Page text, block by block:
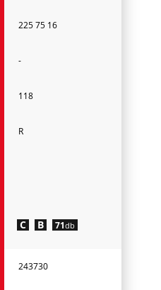
225 75 16
-
118
R
C B 71db
243730